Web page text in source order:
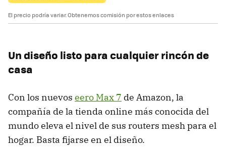
El precio podría variar. Obtenemos comisión por estos enlaces
Un diseño listo para cualquier rincón de
casa
Con los nuevos eero Max 7 de Amazon, la
compañía de la tienda online más conocida del
mundo eleva el nivel de sus routers mesh para el
hogar. Basta fijarse en el diseño.